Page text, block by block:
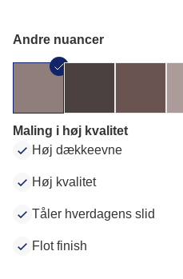
Andre nuancer
Maling i høj kvalitet
Høj dækkeevne
Høj kvalitet
Tåler hverdagens slid
Flot finish